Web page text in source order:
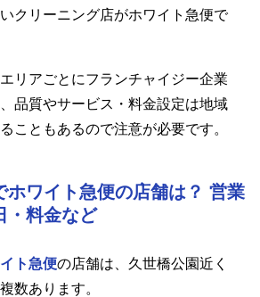
クリーニング店がホワイト急便で
リアごとにフランチャイジー企業
品質やサービス・料金設定は地域
こともあるので注意が必要です。
ホワイト急便の店舗は？ 営業
・料金など
ト急便の店舗は、久世橋公園近く
数あります。